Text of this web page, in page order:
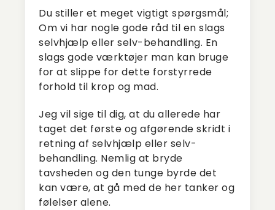
Du stiller et meget vigtigt spørgsmål;
Om vi har nogle gode råd til en slags
selvhjælp eller selv-behandling. En
slags gode værktøjer man kan bruge
for at slippe for dette forstyrrede
forhold til krop og mad.
Jeg vil sige til dig, at du allerede har
taget det første og afgørende skridt i
retning af selvhjælp eller selv-
behandling. Nemlig at bryde
tavsheden og den tunge byrde det
kan være, at gå med de her tanker og
følelser alene.